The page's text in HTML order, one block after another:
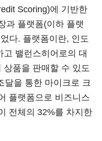
Scoring)에 기반한
과 플랫폼(이하 플랫
다. 플랫폼이란, 인도
밸런스히어로의 대
상품을 판매할 수 있도
달을 통한 마이크로 크
플랫폼으로 비즈니스
전체의 32%를 차지한